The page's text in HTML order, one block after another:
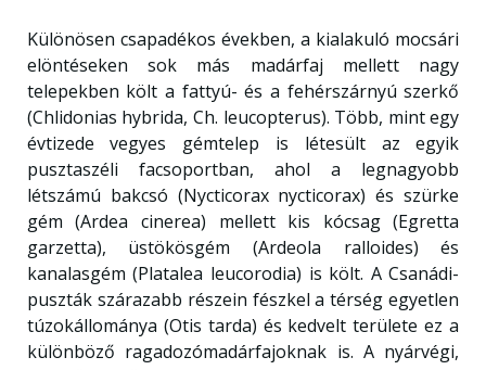
Különösen csapadékos években, a kialakuló mocsári
elöntéseken sok más madárfaj mellett nagy
telepekben költ a fattyú- és a fehérszárnyú szerkő
(Chlidonias hybrida, Ch. leucopterus). Több, mint egy
évtizede vegyes gémtelep is létesült az egyik
pusztaszéli facsoportban, ahol a legnagyobb
létszámú bakcsó (Nycticorax nycticorax) és szürke
gém (Ardea cinerea) mellett kis kócsag (Egretta
garzetta), üstökösgém (Ardeola ralloides) és
kanalasgém (Platalea leucorodia) is költ. A Csanádi-
puszták szárazabb részein fészkel a térség egyetlen
túzokállománya (Otis tarda) és kedvelt területe ez a
különböző ragadozómadárfajoknak is. A nyárvégi,